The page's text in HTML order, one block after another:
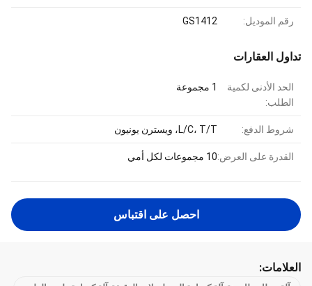
رقم الموديل: GS1412
تداول العقارات
الحد الأدنى لكمية
الطلب:
1 مجموعة
شروط الدفع: L/C، T/T، ويسترن يونيون
القدرة على العرض:10 مجموعات لكل أمي
احصل على اقتباس
العلامات: